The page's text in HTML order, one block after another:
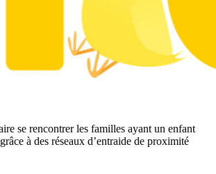
se rencontrer les familles ayant un enfant
à des réseaux d’entraide de proximité